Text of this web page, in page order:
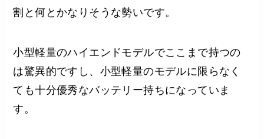
割と何とかなりそうな勢いです。
小型軽量のハイエンドモデルでここまで持つの
は驚異的ですし、小型軽量のモデルに限らなく
ても十分優秀なバッテリー持ちになっていま
す。